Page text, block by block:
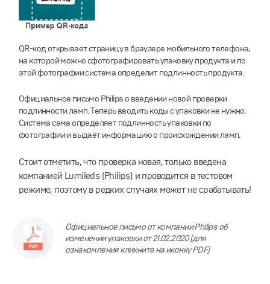
QR-код открывает страницу в браузере мобильного телефона,
на которой можно сфотографировать упаковку продукта и по
этой фотографии система определит подлинность продукта.
Официальное письмо Philips о введении новой проверки
подлинности ламп. Теперь вводить коды с упаковки не нужно.
Система сама определяет подлинность упаковки по
фотографии и выдаёт информацию о происхождении ламп.
Стоит отметить, что проверка новая, только введена
компанией Lumileds (Philips) и проводится в тестовом
режиме, поэтому в редких случаях может не срабатывать!
Официальное письмо от компании Philips об
изменении упаковки от 21.02.2020 (для
ознакомления кликните на иконку PDF)